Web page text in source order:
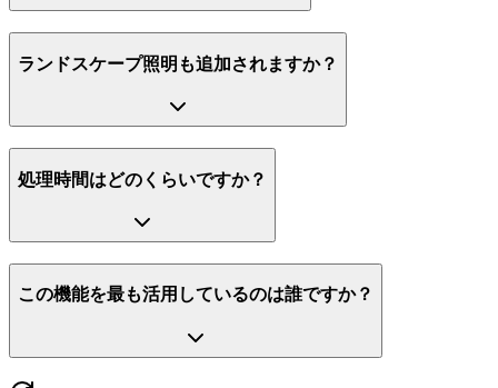
ランドスケープ照明も追加されますか？
処理時間はどのくらいですか？
この機能を最も活用しているのは誰ですか？